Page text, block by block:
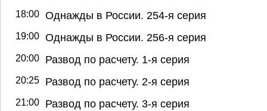
18:00 Однажды в России. 254-я серия
19:00 Однажды в России. 256-я серия
20:00 Развод по расчету. 1-я серия
20:25 Развод по расчету. 2-я серия
21:00 Развод по расчету. 3-я серия